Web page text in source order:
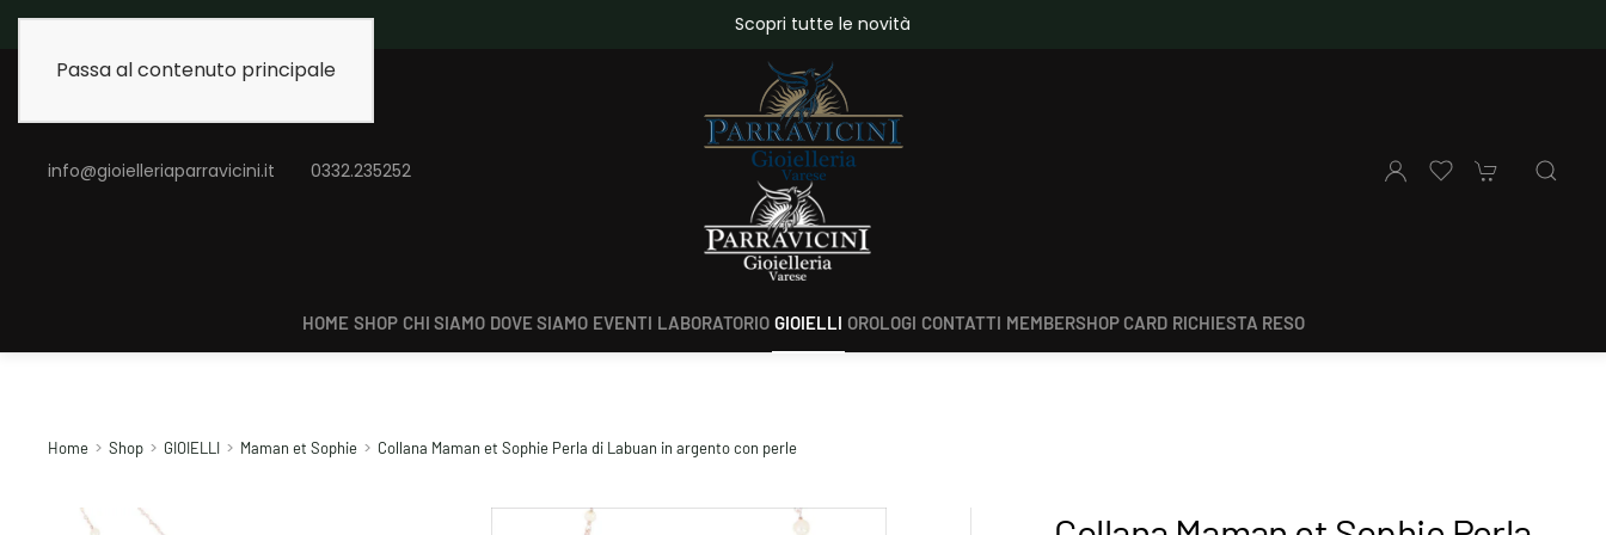
Passa al contenuto principale
Spedizione gratuita da €150,00 Scopri tutte le novità
info@gioielleriaparravicini.it 0332.235252
HOME SHOP CHI SIAMO DOVE SIAMO EVENTI LABORATORIO GIOIELLI OROLOGI CONTATTI MEMBERSHOP CARD RICHIESTA RESO
Home Shop GIOIELLI Maman et Sophie Collana Maman et Sophie Perla di Labuan in argento con perle